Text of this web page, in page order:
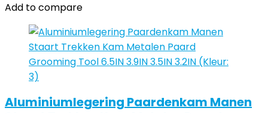
Add to compare
Aluminiumlegering Paardenkam Manen